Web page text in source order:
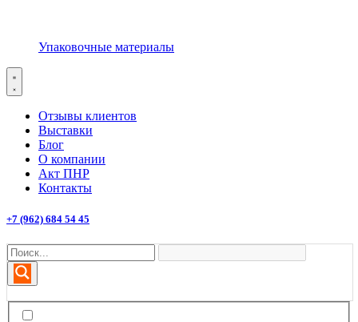
Упаковочные материалы
Отзывы клиентов
Выставки
Блог
О компании
Акт ПНР
Контакты
+7 (962) 684 54 45